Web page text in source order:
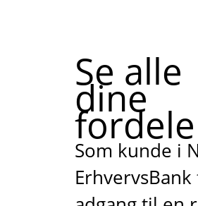
Se alle
dine
fordele
Som kunde i